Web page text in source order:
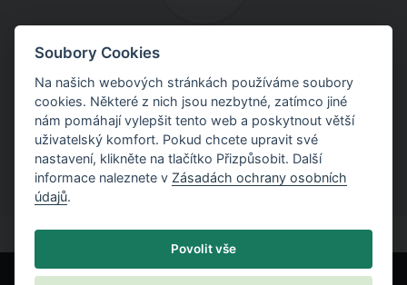
Inženýrské manuály
Stáhněte si manuály s teoretickými i praktickými ukázkami
použití programů.
Soubory Cookies
Na našich webových stránkách používáme soubory
cookies. Některé z nich jsou nezbytné, zatímco jiné
nám pomáhají vylepšit tento web a poskytnout větší
uživatelský komfort. Pokud chcete upravit své
nastavení, klikněte na tlačítko Přizpůsobit. Další
informace naleznete v Zásadách ochrany osobních
údajů.
Povolit vše